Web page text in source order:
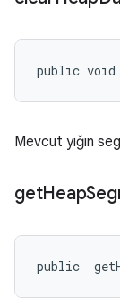
public void
Mevcut yığın
getHeap
public